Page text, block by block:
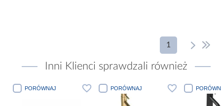
1
Inni Klienci sprawdzali również
PORÓWNAJ PORÓWNAJ